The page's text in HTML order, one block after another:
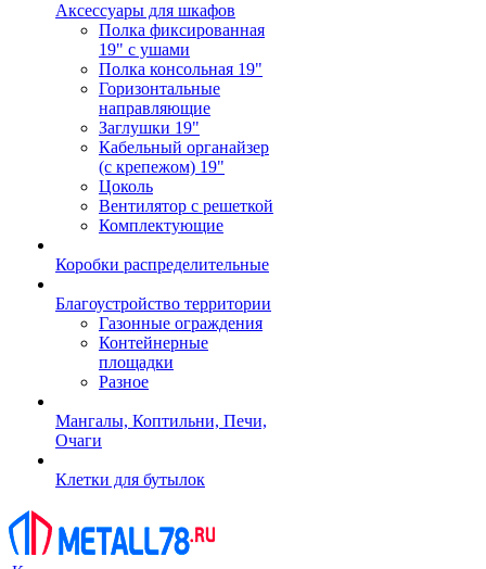
Аксессуары для шкафов
Полка фиксированная
19" с ушами
Полка консольная 19"
Горизонтальные
направляющие
Заглушки 19"
Кабельный органайзер
(с крепежом) 19"
Цоколь
Вентилятор с решеткой
Комплектующие
Коробки распределительные
Благоустройство территории
Газонные ограждения
Контейнерные
площадки
Разное
Мангалы, Коптильни, Печи,
Очаги
Клетки для бутылок